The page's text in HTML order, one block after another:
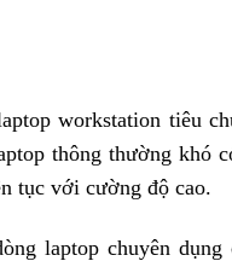
workstation tiêu
thông thường khó
tục với cường độ cao.
laptop chuyên